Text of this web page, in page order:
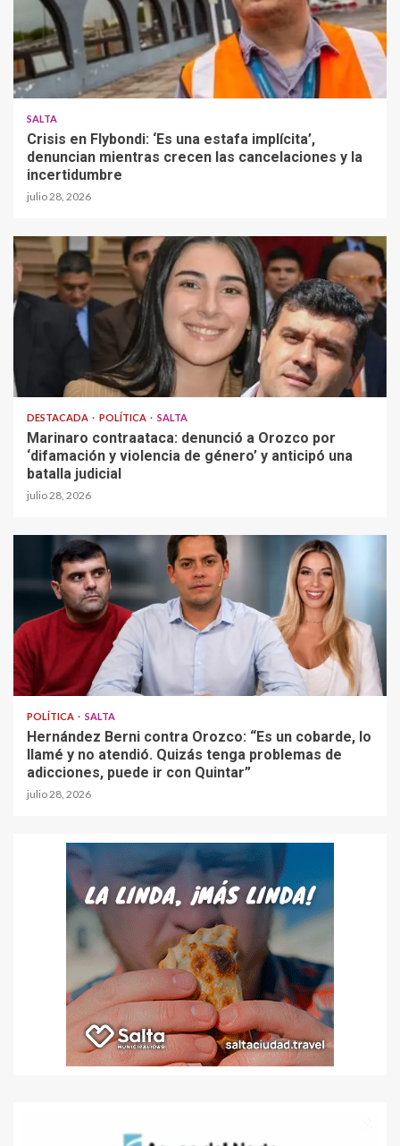
SALTA
Crisis en Flybondi: ‘Es una estafa implícita’,
denuncian mientras crecen las cancelaciones y la
incertidumbre
julio 28, 2026
DESTACADA POLÍTICA SALTA
Marinaro contraataca: denunció a Orozco por
‘difamación y violencia de género’ y anticipó una
batalla judicial
julio 28, 2026
POLÍTICA SALTA
Hernández Berni contra Orozco: “Es un cobarde, lo
llamé y no atendió. Quizás tenga problemas de
adicciones, puede ir con Quintar”
julio 28, 2026